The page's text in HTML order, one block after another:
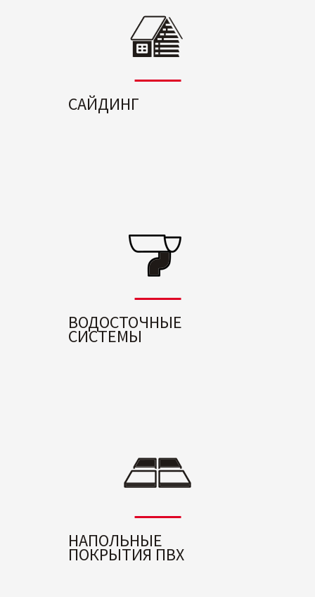
САЙДИНГ
ВОДОСТОЧНЫЕ
СИСТЕМЫ
НАПОЛЬНЫЕ
ПОКРЫТИЯ ПВХ